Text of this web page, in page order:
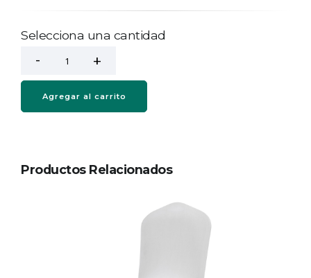
Selecciona una cantidad
Agregar al carrito
Productos Relacionados